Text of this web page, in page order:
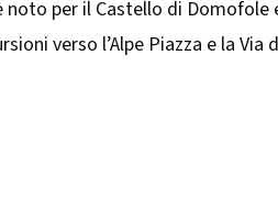
per il Castello di
verso l’Alpe Piazza e la